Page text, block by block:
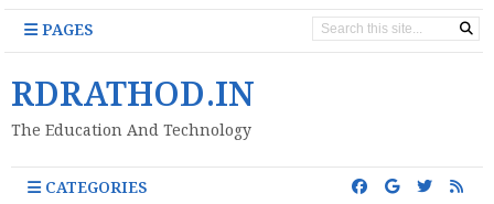
PAGES
RDRATHOD.IN
The Education And Technology
CATEGORIES